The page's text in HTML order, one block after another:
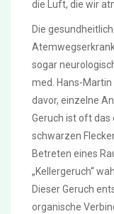
die Luft, die wir
Die
sogar
med. Hans-
davor, einzelne
Geruch ist oft das
schwarzen
Betreten eines
„Kellergeruch“
Dieser Geruch
organische